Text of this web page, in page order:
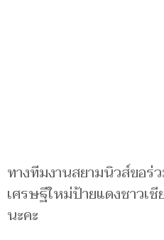
ทางทีมงานสยามนิวส์ขอร่
เศรษฐีใหม่ป้ายแดงชาวเ
นะคะ